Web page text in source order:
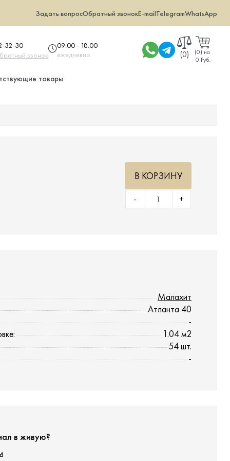
Задать вопросОбратный звонокE-mailTelegramWhatsApp
32-30
звонок
09:00 - 18:00
ежедневно
(0) (0) на
0 Руб.
товары
+
-
В КОРЗИНУ
Малахит
Атланта 40
-
1.04 м2
54 шт.
-
в живую?